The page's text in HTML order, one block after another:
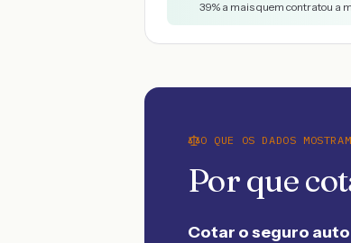
39% a mais quem contratou a
O QUE OS DADOS MOSTRAM
Por que
Cotar o seguro